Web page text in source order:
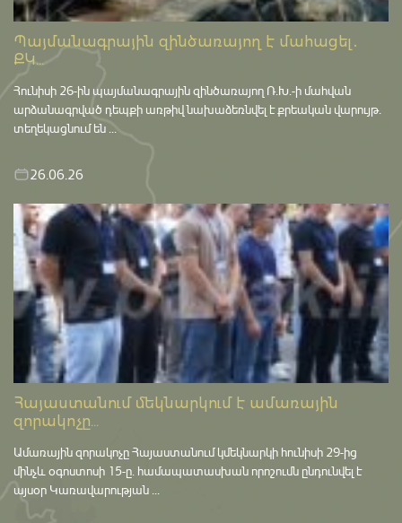
Պայմանագրային զինծառայող է մահացել․
ՔԿ...
Հունիսի 26-ին պայմանագրային զինծառայող Ռ.Խ.-ի մահվան
արձանագրված դեպքի առթիվ նախաձեռնվել է քրեական վարույթ․
տեղեկացնում են ...
26.06.26
Հայաստանում մեկնարկում է ամառային
զորակոչը...
Ամառային զորակոչը Հայաստանում կմեկնարկի հունիսի 29-ից
մինչև օգոստոսի 15-ը․ համապատասխան որոշումն ընդունվել է
այսօր Կառավարության ...